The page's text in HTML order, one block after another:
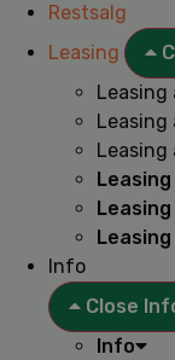
Restsalg
Leasing
Leasing
Info
Close
Info